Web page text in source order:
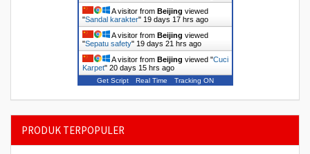
A visitor from Beijing viewed
"Sandal karakter" 19 days 17 hrs ago
A visitor from Beijing viewed
"Sepatu safety" 19 days 21 hrs ago
A visitor from Beijing viewed "Cuci
Karpet" 20 days 15 hrs ago
Get Script Real Time Tracking ON
PRODUK TERPOPULER